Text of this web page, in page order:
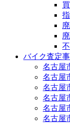
バイク査定
名古屋
名古屋
名古屋
名古屋
名古屋
名古屋